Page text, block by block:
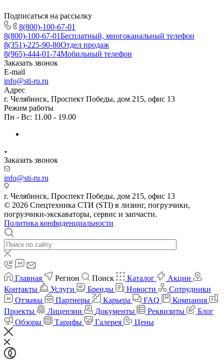
Подписаться на рассылку
8(800)-100-67-01
8(800)-100-67-01Бесплатный, многоканальный телефон
8(351)-225-90-80Отдел продаж
8(965)-444-01-74Мобильный телефон
Заказать звонок
E-mail
info@sti-ru.ru
Адрес
г. Челябинск, Проспект Победы, дом 215, офис 13
Режим работы
Пн - Вс: 11.00 - 19.00
Заказать звонок
info@sti-ru.ru
г. Челябинск, Проспект Победы, дом 215, офис 13
© 2026 Спецтехника СТИ (STI) в лизинг, погрузчики,
погрузчики-экскаваторы, сервис и запчасти.
Политика конфиденциальности
Главная Регион Поиск Каталог
Акции
Контакты
Услуги Бренды Новости
Сотрудники
Отзывы
Партнеры Карьера FAQ
Компания
Проекты
Лицензии Документы Реквизиты
Блог
Обзоры
Тарифы Галерея Цены